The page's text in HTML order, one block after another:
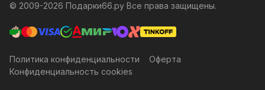
© 2009-2026 Подарки66.ру Все права защищены.
Политика конфиденциальности
Конфиденциальность cookies
Оферта